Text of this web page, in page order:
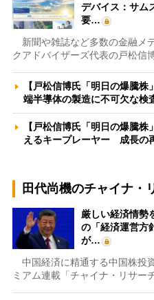
デバイス：サム
要…
新聞や雑誌など多数の金融メ
クアドバイザーズ代表の戸松信
【戸松信博氏「明日の爆騰
端半導体の製造に不可欠な検
【戸松信博氏「明日の爆騰
えるキープレーヤー 成長の
田代尚機のチャイナ・
厳しい経済情勢
の「経済運営
が…
中国経済に精通する中国株投
ミアム連載「チャイナ・リサー